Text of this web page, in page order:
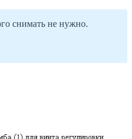
снимать не нужно.